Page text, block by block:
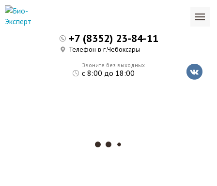
Звоните без выходных
с 8:00 до 18:00
+7 (8352) 23-84-11
Телефон в г.Чебоксары